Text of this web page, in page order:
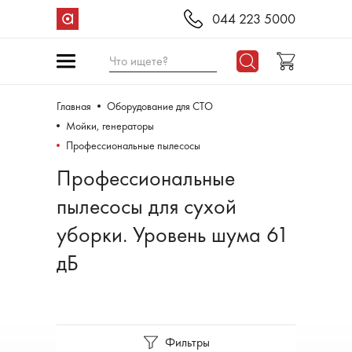
044 223 5000
Что ищете?
Главная
Оборудование для СТО
Мойки, генераторы
Профессиональные пылесосы
Профессиональные
пылесосы для сухой
уборки. Уровень шума 61
дБ
Фильтры